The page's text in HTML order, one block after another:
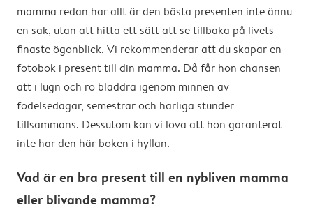
mamma redan har allt är den bästa presenten inte ännu
en sak, utan att hitta ett sätt att se tillbaka på livets
finaste ögonblick. Vi rekommenderar att du skapar en
fotobok i present till din mamma. Då får hon chansen
att i lugn och ro bläddra igenom minnen av
födelsedagar, semestrar och härliga stunder
tillsammans. Dessutom kan vi lova att hon garanterat
inte har den här boken i hyllan.
Vad är en bra present till en nybliven mamma
eller blivande mamma?